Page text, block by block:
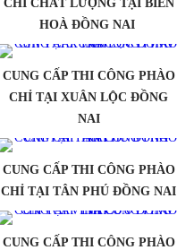
CHỈ CHẤT LƯỢNG TẠI BIÊN
HOÀ ĐỒNG NAI
CUNG CẤP THI CÔNG PHÀO
CHỈ TẠI XUÂN LỘC ĐỒNG
NAI
CUNG CẤP THI CÔNG PHÀO
CHỈ TẠI TÂN PHÚ ĐỒNG NAI
CUNG CẤP THI CÔNG PHÀO